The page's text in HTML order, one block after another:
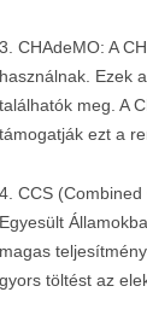
3. CHAdeMO: A
használnak. Ezek
találhatók meg. A
támogatják ezt a
4. CCS
Egyesült
magas
gyors töltést az